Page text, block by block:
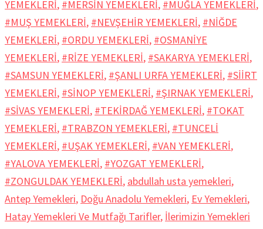
YEMEKLERİ, #MERSİN YEMEKLERİ, #MUĞLA YEMEKLERİ,
#MUŞ YEMEKLERİ, #NEVŞEHİR YEMEKLERİ, #NİĞDE
YEMEKLERİ, #ORDU YEMEKLERİ, #OSMANİYE
YEMEKLERİ, #RİZE YEMEKLERİ, #SAKARYA YEMEKLERİ,
#SAMSUN YEMEKLERİ, #ŞANLI URFA YEMEKLERİ, #SİİRT
YEMEKLERİ, #SİNOP YEMEKLERİ, #ŞIRNAK YEMEKLERİ,
#SİVAS YEMEKLERİ, #TEKİRDAĞ YEMEKLERİ, #TOKAT
YEMEKLERİ, #TRABZON YEMEKLERİ, #TUNCELİ
YEMEKLERİ, #UŞAK YEMEKLERİ, #VAN YEMEKLERİ,
#YALOVA YEMEKLERİ, #YOZGAT YEMEKLERİ,
#ZONGULDAK YEMEKLERİ, abdullah usta yemekleri,
Antep Yemekleri, Doğu Anadolu Yemekleri, Ev Yemekleri,
Hatay Yemekleri Ve Mutfağı Tarifler, İlerimizin Yemekleri